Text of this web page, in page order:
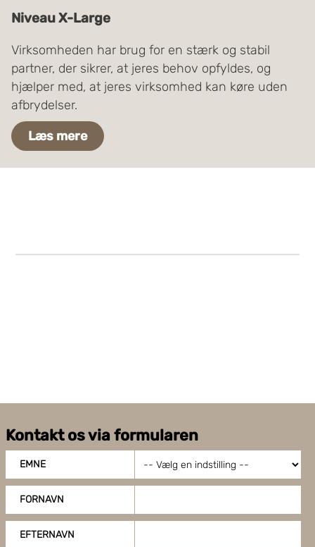
Niveau X-Large
Virksomheden har brug for en stærk og stabil
partner, der sikrer, at jeres behov opfyldes, og
hjælper med, at jeres virksomhed kan køre uden
afbrydelser.
Læs mere
Kontakt os via formularen
EMNE
FORNAVN
EFTERNAVN